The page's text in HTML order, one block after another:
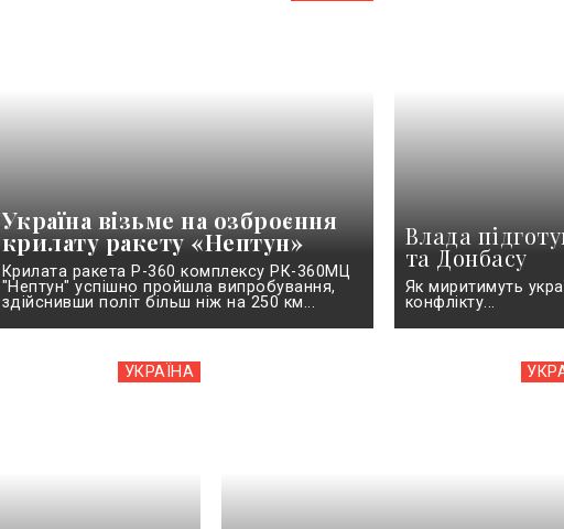
Україна візьме на озброєння
крилату ракету «Нептун»
Крилата ракета Р-360 комплексу РК-360МЦ
"Нептун" успішно пройшла випробування,
здійснивши політ більш ніж на 250 км...
Влада
та Донбасу
Як миритимуть
конфлікту...
УКРАЇНА